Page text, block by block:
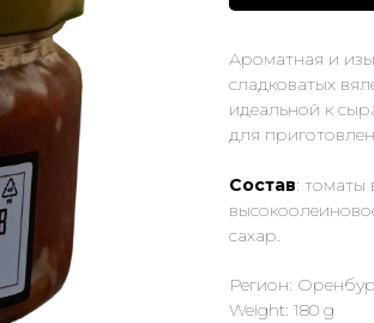
Ароматная и
сладковатых
идеальной к
для
Состав: томаты
сахар.
Регион:
Weight: 180 g